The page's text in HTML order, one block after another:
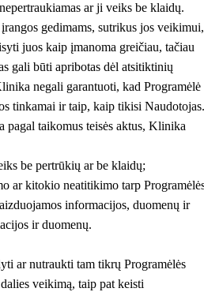
ar ji veiks be klaidų.
gedimams, sutrikus jos veikimui,
juos kaip įmanoma greičiau, tačiau
gali būti apribotas dėl atsitiktinių
negali garantuoti, kad Programėlė
tinkamai ir taip, kaip tikisi Naudotojas.
pagal taikomus teisės aktus, Klinika
be pertrūkių ar be klaidų;
ar kitokio neatitikimo tarp
informacijos, duomenų ir
ir duomenų.
ar nutraukti tam tikrų Programėlės
veikimą, taip pat keisti